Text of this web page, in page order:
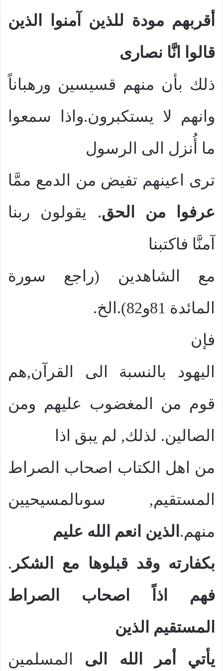
أقربهم مودة للذين آمنوا الذين
قالوا انَّا نصارى
ذلك بأن منهم قسيسين ورهباناً
وانهم لا يستكبرون.واذا سمعوا
ما أُنزل الى الرسول
ترى اعينهم تفيض من الدمع ممَّا
عرفوا من الحق. يقولون ربنا
آمنَّا فاكتبنا
مع الشاهدين (راجع سورة
المائدة 81و82).الخ.
فإن
اليهود بالنسبة الى القرآن,هم
قوم من المغضوب عليهم ومن
الصالين. لذلك, لم يبق اذا
من اهل الكتاب اصحاب الصراط
المستقيم, سوىالمسيحيين
منهم. الذين انعم الله عليم
بكفارته وقد قبلوها مع الشكر .
فهم اذاً اصحاب الصراط
المستقيم الذين
يأتي أمر الله الى
المسلمين